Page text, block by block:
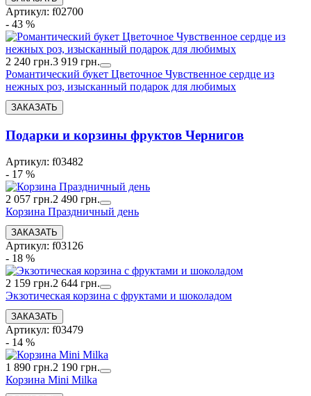
Артикул: f02700
- 43 %
2 240 грн.3 919 грн.
Романтический букет Цветочное Чувственное сердце из
нежных роз, изысканный подарок для любимых
Подарки и корзины фруктов Чернигов
Артикул: f03482
- 17 %
2 057 грн.2 490 грн.
Корзина Праздничный день
Артикул: f03126
- 18 %
2 159 грн.2 644 грн.
Экзотическая корзина с фруктами и шоколадом
Артикул: f03479
- 14 %
1 890 грн.2 190 грн.
Корзина Mini Milka